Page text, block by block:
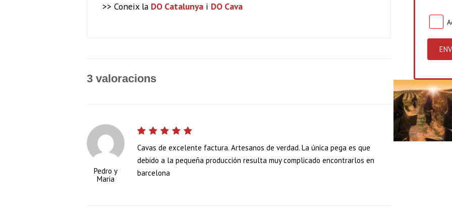
>> Coneix la DO Catalunya i DO Cava
3 valoracions
Pedro y
Maria
Cavas de excelente factura. Artesanos de verdad. La única pega es que
debido a la pequeña producción resulta muy complicado encontrarlos en
barcelona